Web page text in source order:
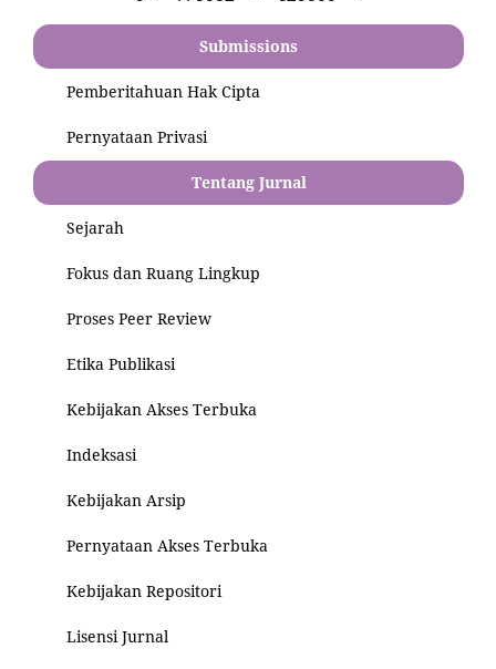
Submissions
Pemberitahuan Hak Cipta
Pernyataan Privasi
Tentang Jurnal
Sejarah
Fokus dan Ruang Lingkup
Proses Peer Review
Etika Publikasi
Kebijakan Akses Terbuka
Indeksasi
Kebijakan Arsip
Pernyataan Akses Terbuka
Kebijakan Repositori
Lisensi Jurnal